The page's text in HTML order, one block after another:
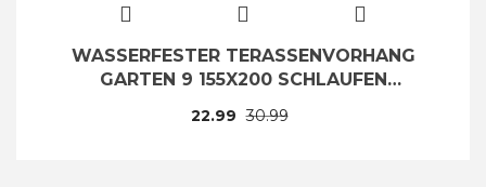
WASSERFESTER TERASSENVORHANG
GARTEN 9 155X200 SCHLAUFEN
30.99
22.99